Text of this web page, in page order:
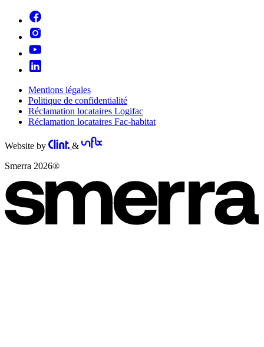
Mentions légales
Politique de confidentialité
Réclamation locataires Logifac
Réclamation locataires Fac-habitat
Website by
&
Smerra 2026®